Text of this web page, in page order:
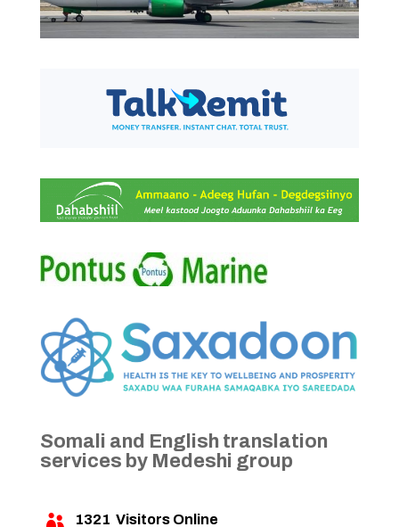
Somali and English translation
services by Medeshi group
 1321 Visitors Online